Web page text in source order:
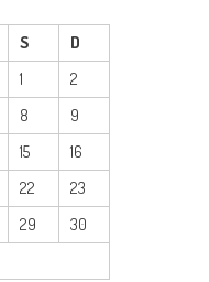
S
D
1
2
8
9
15
16
22
23
29
30